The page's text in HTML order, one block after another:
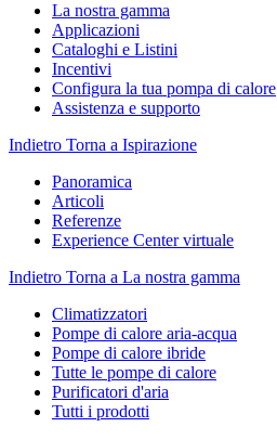
La nostra gamma
Applicazioni
Cataloghi e Listini
Incentivi
Configura la tua pompa di calore
Assistenza e supporto
Indietro Torna a Ispirazione
Panoramica
Articoli
Referenze
Experience Center virtuale
Indietro Torna a La nostra gamma
Climatizzatori
Pompe di calore aria-acqua
Pompe di calore ibride
Tutte le pompe di calore
Purificatori d'aria
Tutti i prodotti